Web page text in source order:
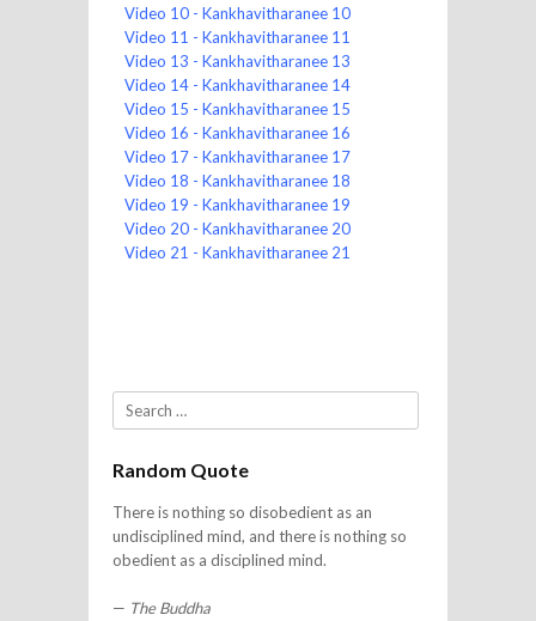
Video 10 - Kankhavitharanee 10
Video 11 - Kankhavitharanee 11
Video 13 - Kankhavitharanee 13
Video 14 - Kankhavitharanee 14
Video 15 - Kankhavitharanee 15
Video 16 - Kankhavitharanee 16
Video 17 - Kankhavitharanee 17
Video 18 - Kankhavitharanee 18
Video 19 - Kankhavitharanee 19
Video 20 - Kankhavitharanee 20
Video 21 - Kankhavitharanee 21
Search
Random Quote
There is nothing so disobedient as an
undisciplined mind, and there is nothing so
obedient as a disciplined mind.
— The Buddha